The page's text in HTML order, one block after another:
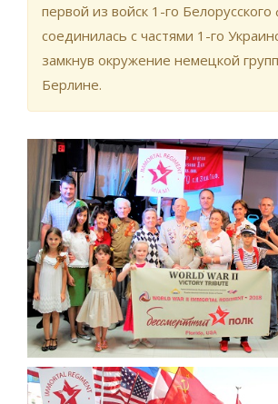
первой из войск 1-го
соединилась с частями 1-го
замкнув окружение немецкой
Берлине.